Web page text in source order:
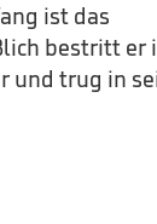
ist das
bestritt er
und trug in